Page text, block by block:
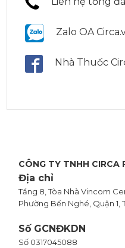
Zalo OA
Nhà Thuốc
CÔNG TY TNHH CIRCA
Địa chỉ
Tầng 8, Tòa Nhà Vincom
Phường Bến Nghé, Quận 1,
Số GCNĐKDN
Số 0317045088